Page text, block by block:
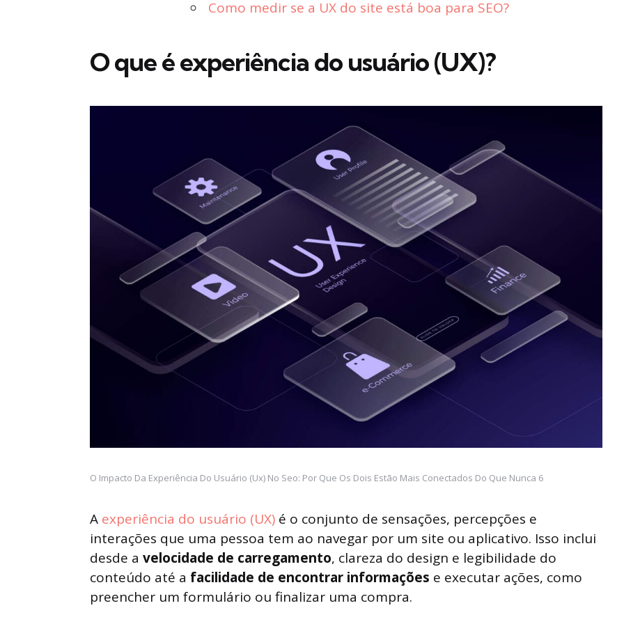
Como medir se a UX do site está boa para SEO?
O que é experiência do usuário (UX)?
O Impacto Da Experiência Do Usuário (Ux) No Seo: Por Que Os Dois Estão Mais Conectados Do Que Nunca 6
A experiência do usuário (UX) é o conjunto de sensações, percepções e
interações que uma pessoa tem ao navegar por um site ou aplicativo. Isso inclui
desde a velocidade de carregamento, clareza do design e legibilidade do
conteúdo até a facilidade de encontrar informações e executar ações, como
preencher um formulário ou finalizar uma compra.